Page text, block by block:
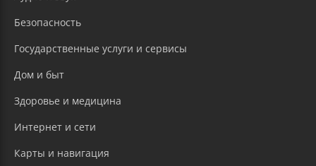
Безопасность
Государственные услуги и сервисы
Дом и быт
Здоровье и медицина
Интернет и сети
Карты и навигация